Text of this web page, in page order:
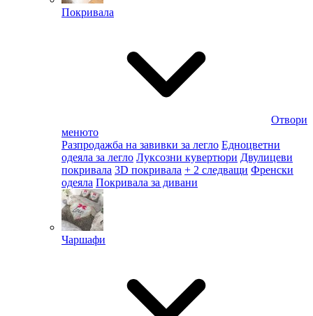
Покривала
Отвори
менюто
Разпродажба на завивки за легло Едноцветни
одеяла за легло Луксозни кувертюри Двулицеви
покривала 3D покривала + 2 следващи Френски
одеяла Покривала за дивани
Чаршафи